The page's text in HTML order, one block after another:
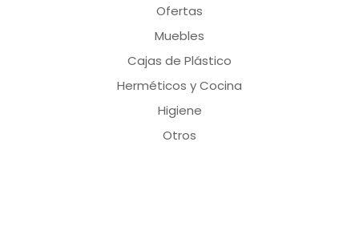
Ofertas
Muebles
Cajas de Plástico
Herméticos y Cocina
Higiene
Otros